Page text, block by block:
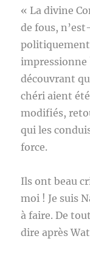
« La divine
de fous,
politiquement
impressionne
découvrant
chéri aient
modifiés,
qui les
force.
Ils ont beau
moi ! Je suis
à faire. De
dire après